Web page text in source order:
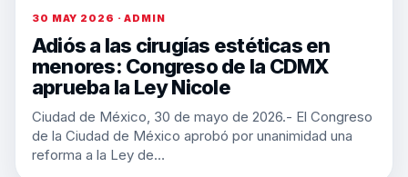
30 MAY 2026 · ADMIN
Adiós a las cirugías estéticas en
menores: Congreso de la CDMX
aprueba la Ley Nicole
Ciudad de México, 30 de mayo de 2026.- El Congreso
de la Ciudad de México aprobó por unanimidad una
reforma a la Ley de…